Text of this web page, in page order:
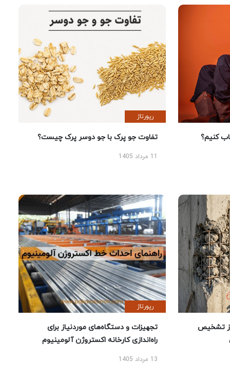
کنیم؟
رپورتاژ
تفاوت جو پرک با جو دوسر پرک چیست؟
تشخیص
رپورتاژ
تجهیزات و دستگاه‌های موردنیاز برای
راه‌اندازی کارخانه اکستروژن آلومینیوم
13 مرداد 1405